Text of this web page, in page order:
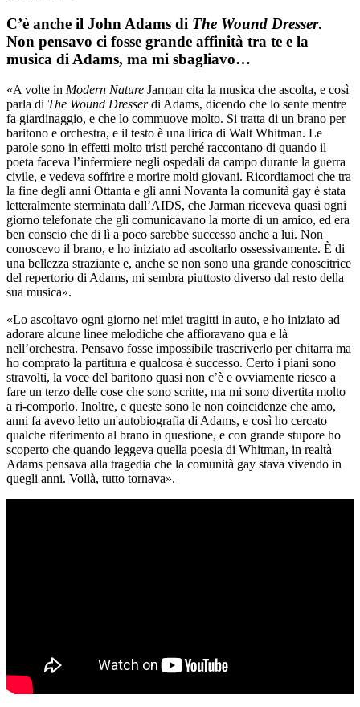
C’è anche il John Adams di The Wound Dresser.
Non pensavo ci fosse grande affinità tra te e la
musica di Adams, ma mi sbagliavo…
«A volte in Modern Nature Jarman cita la musica che ascolta, e così
parla di The Wound Dresserdi Adams, dicendo che lo sente mentre
fa giardinaggio, e che lo commuove molto. Si tratta di un brano per
baritono e orchestra, e il testo è una lirica di Walt Whitman. Le
parole sono in effetti molto tristi perché raccontano di quando il
poeta faceva l’infermiere negli ospedali da campo durante la guerra
civile, e vedeva soffrire e morire molti giovani. Ricordiamoci che tra
la fine degli anni Ottanta e gli anni Novanta la comunità gay è stata
letteralmente sterminata dall’AIDS, che Jarman riceveva quasi ogni
giorno telefonate che gli comunicavano la morte di un amico, ed era
ben conscio che di lì a poco sarebbe successo anche a lui. Non
conoscevo il brano, e ho iniziato ad ascoltarlo ossessivamente. È di
una bellezza straziante e, anche se non sono una grande conoscitrice
del repertorio di Adams, mi sembra piuttosto diverso dal resto della
sua musica».
«Lo ascoltavo ogni giorno nei miei tragitti in auto, e ho iniziato ad
adorare alcune linee melodiche che affioravano qua e là
nell’orchestra. Pensavo fosse impossibile trascriverlo per chitarra ma
ho comprato la partitura e qualcosa è successo. Certo i piani sono
stravolti, la voce del baritono quasi non c’è e ovviamente riesco a
fare un terzo delle cose che sono scritte, ma mi sono divertita molto
a ri-comporlo. Inoltre, e queste sono le non coincidenze che amo,
anni fa avevo letto un'autobiografia di Adams, e così ho cercato
qualche riferimento al brano in questione, e con grande stupore ho
scoperto che quando leggeva quella poesia di Whitman, in realtà
Adams pensava alla tragedia che la comunità gay stava vivendo in
quegli anni. Voilà, tutto tornava».